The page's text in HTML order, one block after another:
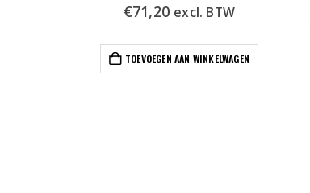
€71,20 excl. BTW
TOEVOEGEN AAN WINKELWAGEN